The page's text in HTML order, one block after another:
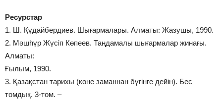
Ресурстар
1. Ш. Құдайбердиев. Шығармалары. Алматы: Жазушы, 1990.
2. Мәшһүр Жүсіп Көпеев. Таңдамалы шығармалар жинағы.
Алматы:
Ғылым, 1990.
3. Қазақстан тарихы (көне заманнан бүгінге дейін). Бес
томдық. 3-том. –